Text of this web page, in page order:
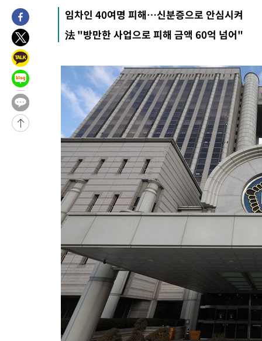
4시간 전 >
[속보]코스닥, 8.85포인트(1.11%) 오른 807.66 개장
4시간 전 >
[속보]코스피, 47.56포인트(0.76%) 오른 6306.33 개장
-26343초 전 >
한국계 프란체스카 홍 등 美 진보파 '약진'…2028년 대선판 흔
-25740초 전 >
검토"
-19061초 전 >
[단독]체온 40.6도 쓰러진 해명…"엄살"이라며 훈련강요
-18069초 전 >
[속보]강훈식 "충청권 246조·영남권 107조 투자 프로젝트 올
수"
-17716초 전 >
[속보]강훈식 "반도체 함께 성장 프로젝트 10년간 1조원 규모
진…상생무역금융 5조 공급"
-17268초 전 >
[속보]강훈식 "연내 메가특구특별법 제정 추진…인허가·환경
평가 단축"
[속보]경찰, '내부 비리' 자진신고자 징계 감면…포상금 1억으
누그러진 극한 폭염…'낮 최고 34도' 무더위는 이어져[내일날
제주 골프장서 멧돼지 출현 결국 사살…'이용객 대피'
[속보]원·달러 환율, 2.3원 오른 1418.4원 마감
[속보]코스피, 40.89포인트(0.65%) 오른 6299.66 마감
[속보]코스닥, 55.66포인트(6.97%) 오른 854.47 마감
대포통장 107개로 불법도박 수익 5062억 세탁…19명 검거
[속보]이 대통령 "2028년 중순까지 광주 군공항 기능 다른 군공
로 임시 배치해 산단 조기 착공"
포항스틸야드 관중석 천장 석재 낙하…K리그 전구장 긴급 점검
[속보]'전장연 시위' 1호선 용산역 상행선 무정차 통과 종료
[속보]코스닥 지수 5%대 급등에 '매수 사이드카' 발동
[속보]원·달러 환율, 오전 9시 1410.3원
[속보]코스닥, 8.85포인트(1.11%) 오른 807.66 개장
임차인 40여명 피해…신분증으로 안심시켜
法 "방만한 사업으로 피해 금액 60억 넘어"